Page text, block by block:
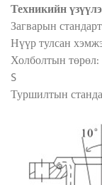
Техникийн
Загварын
Нүүр тулсан
Холболтын төрөл:
S
Туршилтын